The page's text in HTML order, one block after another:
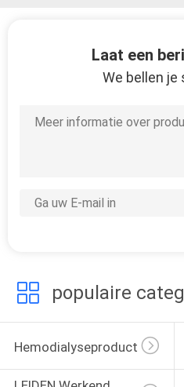
Laat een
We bellen je
populaire
Hemodialyseproducten